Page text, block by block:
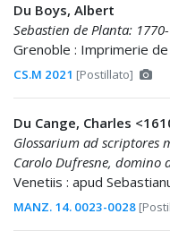
Du Boys, Albert
Sebastien de Planta:
Grenoble : Imprimerie
CS.M 2021 [Postillato]
Du Cange, Charles
Glossarium ad
Carolo Dufresne, domino
Venetiis : apud
MANZ. 14. 0023-0028